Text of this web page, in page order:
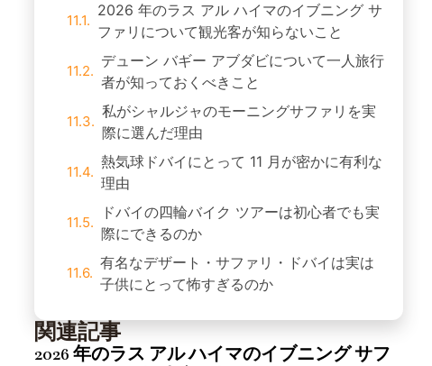
ファリについて観光客が知らないこと
デューン バギー アブダビについて一人旅行
者が知っておくべきこと
私がシャルジャのモーニングサファリを実
際に選んだ理由
熱気球ドバイにとって 11 月が密かに有利な
理由
ドバイの四輪バイク ツアーは初心者でも実
際にできるのか
有名なデザート・サファリ・ドバイは実は
子供にとって怖すぎるのか
2026 年のラス アル ハイマのイブニング サフ
ァリについて観光客が知らないこと